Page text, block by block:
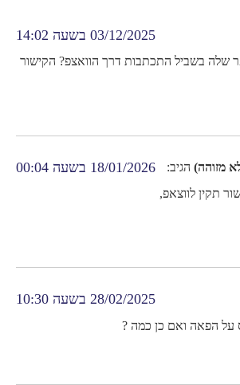
03/12/2025 בשעה 14:02
שלה בשביל התכתבות דרך הוואצפ? הקישור
מזוהה) הגיב: 18/01/2026 בשעה 00:04
תקין לווצאפ,
28/02/2025 בשעה 10:30
הפאה ואם כן כמה ?